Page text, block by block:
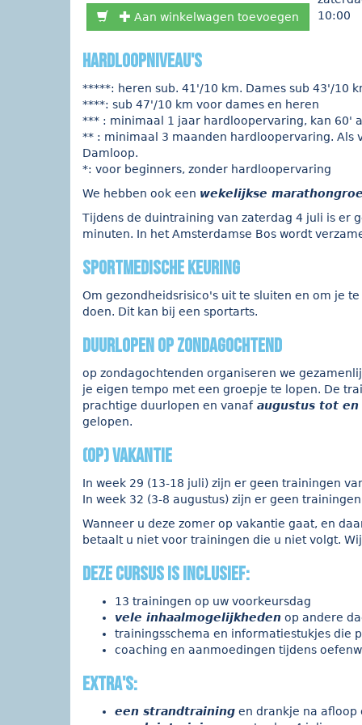
Aan winkelwagen toevoegen
10:00
hardloopniveau's
*****: heren sub. 41'/10 km. Dames sub 43'/10
****: sub 47'/10 km voor dames en heren
*** : minimaal 1 jaar hardloopervaring, kan 60'
** : minimaal 3 maanden hardloopervaring. Als
Damloop.
*: voor beginners, zonder hardloopervaring
We hebben ook een wekelijkse
Tijdens de duintraining van zaterdag 4 juli is er
minuten. In het Amsterdamse Bos wordt
sportmedische keuring
Om gezondheidsrisico's uit te sluiten en om je
doen. Dit kan bij een sportarts.
duurlopen op zondagochtend
op zondagochtenden organiseren we
je eigen tempo met een groepje te lopen. De
prachtige duurlopen en vanafaugustus tot
gelopen.
(op) vakantie
In week 29 (13-18 juli) zijn er geen trainingen
In week 32 (3-8 augustus) zijn er geen
Wanneer u deze zomer op vakantie gaat, en
betaalt u niet voor trainingen die u niet volgt.
Deze cursus is inclusief:
13 trainingen op uw voorkeursdag
vele inhaalmogelijkheden op andere
trainingsschema en informatiestukjes die
coaching en aanmoedingen tijdens
extra's:
een strandtraining en drankje na afloop